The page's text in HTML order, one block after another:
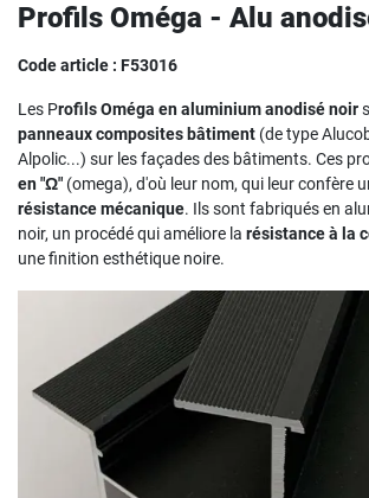
Profils Oméga - Alu
Code article : F53016
Les Profils Oméga en aluminium anodisé noir
panneaux composites bâtiment (de type
Alpolic...) sur les façades des bâtiments. Ces
en "Ω" (omega), d'où leur nom, qui leur confère
résistance mécanique. Ils sont fabriqués en
noir, un procédé qui améliore la résistance à la
une finition esthétique noire.